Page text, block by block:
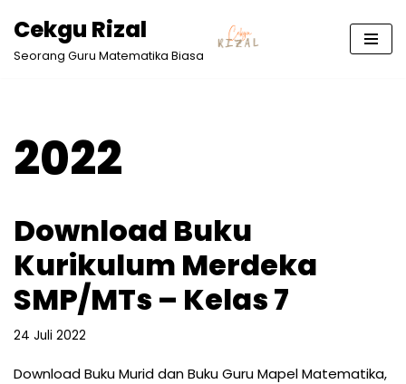
Lompat
Cekgu Rizal
Seorang Guru Matematika Biasa
2022
Download Buku
Kurikulum Merdeka
SMP/MTs – Kelas 7
24 Juli 2022
Download Buku Murid dan Buku Guru Mapel Matematika,